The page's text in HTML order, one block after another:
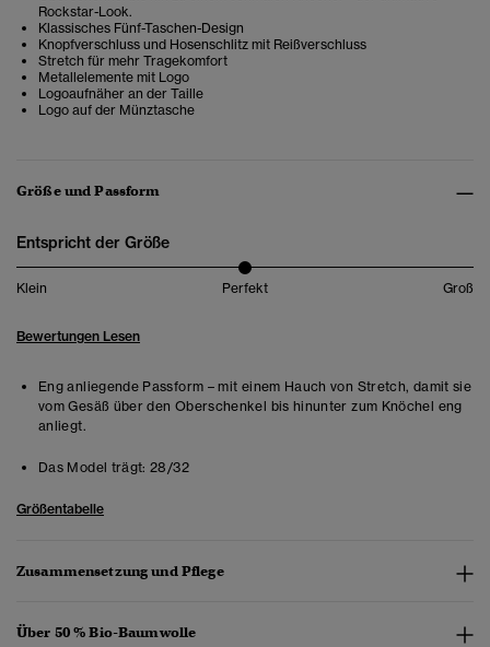
Rockstar-Look.
Klassisches Fünf-Taschen-Design
Knopfverschluss und Hosenschlitz mit Reißverschluss
Stretch für mehr Tragekomfort
Metallelemente mit Logo
Logoaufnäher an der Taille
Logo auf der Münztasche
Größe und Passform
Entspricht der Größe
Klein Perfekt Groß
Bewertungen Lesen
Eng anliegende Passform – mit einem Hauch von Stretch, damit sie
vom Gesäß über den Oberschenkel bis hinunter zum Knöchel eng
anliegt.
Das Model trägt: 28/32
Größentabelle
Zusammensetzung und Pflege
Über 50 % Bio-Baumwolle